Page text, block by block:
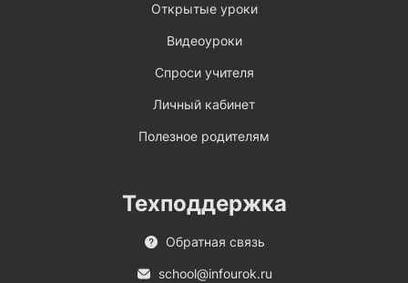
Открытые уроки
Видеоуроки
Спроси учителя
Личный кабинет
Полезное родителям
Техподдержка
Обратная связь
school@infourok.ru